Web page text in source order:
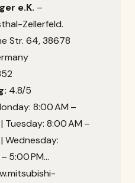
e.K. –
Zellerfeld.
Str. 64, 38678
4.8/5
8:00 AM –
| Tuesday: 8:00 AM –
| Wednesday:
– 5:00 PM…